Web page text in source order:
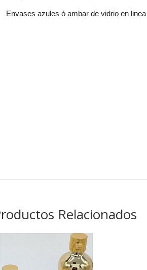
Envases azules ó ambar de vidrio en
Relacionados